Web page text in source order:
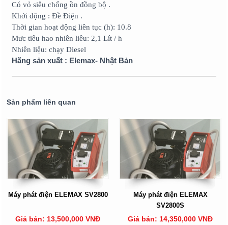
Có vỏ siêu chống ồn đồng bộ .
Khởi động : Đề Điện .
Thời gian hoạt động liên tục (h): 10.8
Mưc tiêu hao nhiên liêu: 2,1 Lít / h
Nhiên liệu: chạy Diesel
Hãng sản xuất : Elemax- Nhật Bản
Sản phẩm liên quan
Máy phát điện ELEMAX SV2800
Giá bán: 13,500,000 VNĐ
Máy phát điện ELEMAX
SV2800S
Giá bán: 14,350,000 VNĐ